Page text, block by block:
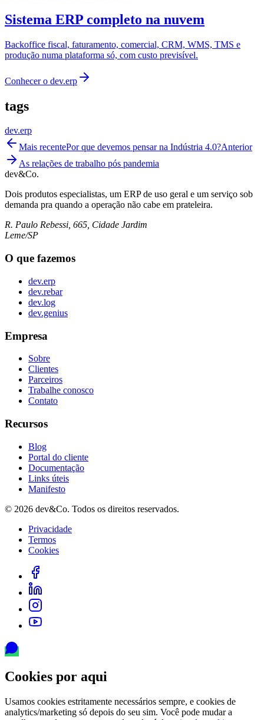
Sistema ERP completo na nuvem
Backoffice fiscal, faturamento, comercial, CRM, WMS, TMS e
produção numa plataforma só, com custo previsível.
Conhecer o dev.erp
tags
dev.erp
Mais recentePor que devemos pensar na Indústria 4.0?Anterior
As relações de trabalho pós pandemia
dev&Co.
Dois produtos especialistas, um ERP de uso geral e um serviço sob
demanda pra quando a operação não cabe em prateleira.
R. Paulo Rebessi, 665, Cidade Jardim
Leme/SP
O que fazemos
dev.erp
dev.rebar
dev.log
dev.genius
Empresa
Sobre
Clientes
Parceiros
Trabalhe conosco
Contato
Recursos
Blog
Portal do cliente
Documentação
Links úteis
Manifesto
© 2026 dev&Co. Todos os direitos reservados.
Privacidade
Termos
Cookies
Cookies por aqui
Usamos cookies estritamente necessários sempre, e cookies de
analytics/marketing só depois do seu sim. Você pode mudar a